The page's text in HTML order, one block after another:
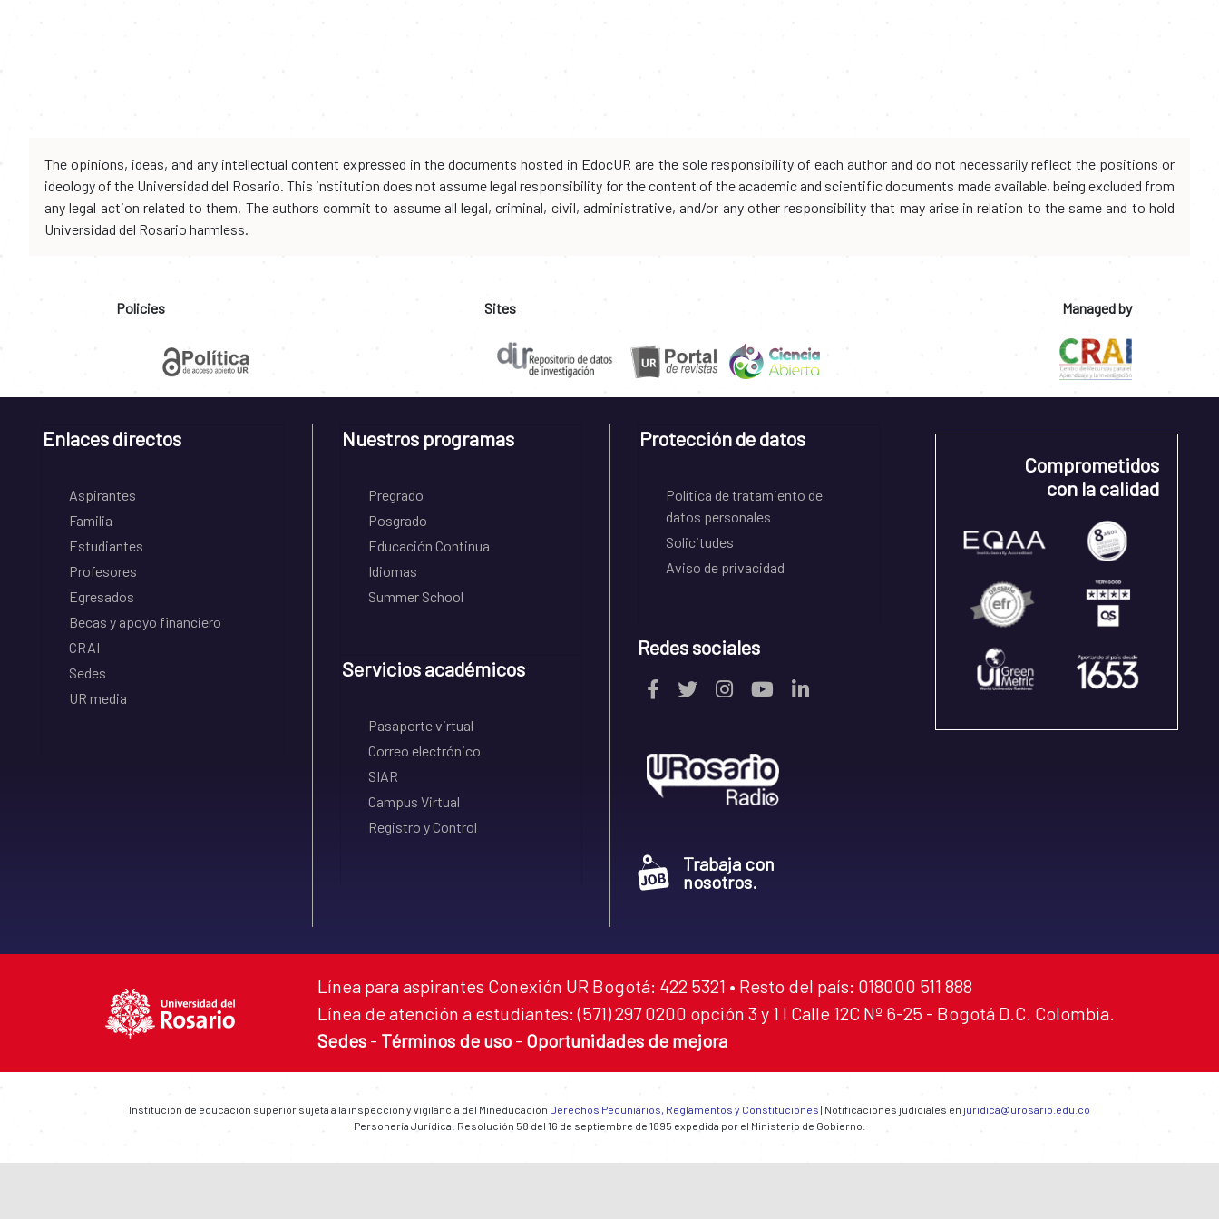
The opinions, ideas, and any intellectual content expressed in the documents hosted in EdocUR are the sole responsibility of each author and do not necessarily reflect the positions or
ideology of the Universidad del Rosario. This institution does not assume legal responsibility for the content of the academic and scientific documents made available, being excluded from
any legal action related to them. The authors commit to assume all legal, criminal, civil, administrative, and/or any other responsibility that may arise in relation to the same and to hold
Universidad del Rosario harmless.
Policies Sites Managed by
Enlaces directos
Aspirantes
Familia
Estudiantes
Profesores
Egresados
Becas y apoyo financiero
CRAI
Sedes
UR media
Nuestros programas
Pregrado
Posgrado
Educación Continua
Idiomas
Summer School
Servicios académicos
Pasaporte virtual
Correo electrónico
SIAR
Campus Virtual
Registro y Control
Protección de datos
Política de tratamiento de
datos personales
Solicitudes
Aviso de privacidad
Redes sociales
Trabaja con
nosotros.
Comprometidos
con la calidad
Línea para aspirantes Conexión UR Bogotá: 422 5321 • Resto del país: 018000 511 888
Línea de atención a estudiantes: (571) 297 0200 opción 3 y 1 I Calle 12C Nº 6-25 - Bogotá D.C. Colombia.
Sedes - Términos de uso - Oportunidades de mejora
Institución de educación superior sujeta a la inspección y vigilancia del Mineducación Derechos Pecuniarios, Reglamentos y Constituciones | Notificaciones judiciales en juridica@urosario.edu.co
Personería Jurídica: Resolución 58 del 16 de septiembre de 1895 expedida por el Ministerio de Gobierno.